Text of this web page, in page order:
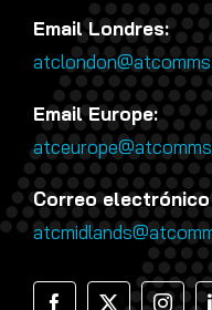
Email Londres:
Email Europe:
Correo electrónico